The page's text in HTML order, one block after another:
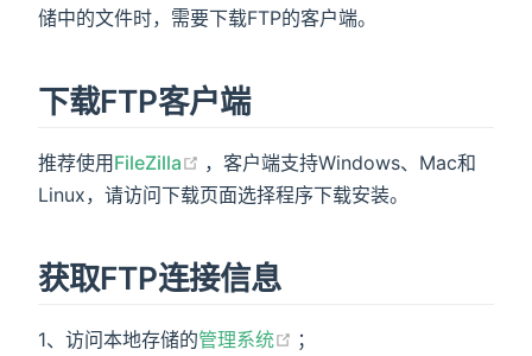
储中的文件时，需要下载FTP的客户端。
下载FTP客户端
推荐使用 FileZilla (opens new window)
，客户端支持Windows、Mac和
Linux，请访问下载页面选择程序下载安装。
获取FTP连接信息
1、访问本地存储的管理系统 (opens new window)
；